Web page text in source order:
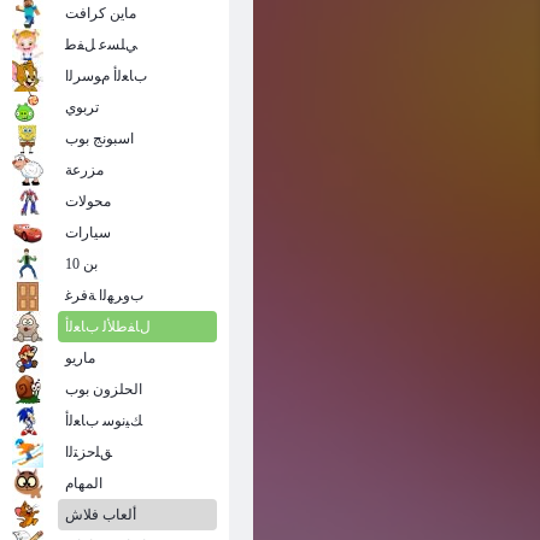
ماين كرافت
ﻲﻠﺴﻋ ﻞﻔﻃ
ﺏﺎﻌﻟﺃ ﻡﻮﺳﺮﻟﺍ
تربوي
اسبونج بوب
مزرعة
محولات
سيارات
بن 10
ﺏﻭﺮﻬﻟﺍ ﺔﻓﺮﻏ
ﻝﺎﻔﻃﻸ ﻟ ﺏﺎﻌﻟﺃ
ماريو
الحلزون بوب
ﻚﻴﻧﻮﺳ ﺏﺎﻌﻟﺃ
ﻖﻠﺣﺰﺘﻟﺍ
المهام
ألعاب فلاش